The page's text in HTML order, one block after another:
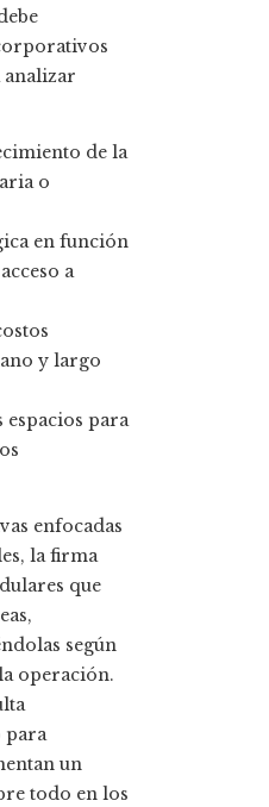
analizar
de la
o
en función
a
y largo
para
enfocadas
la firma
que
según
operación.
para
un
todo en los